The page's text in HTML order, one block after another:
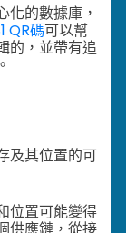
化的數據庫，
QR碼可以幫
的，並帶有追
及其位置的可
位置可能變得
供應鏈，從接